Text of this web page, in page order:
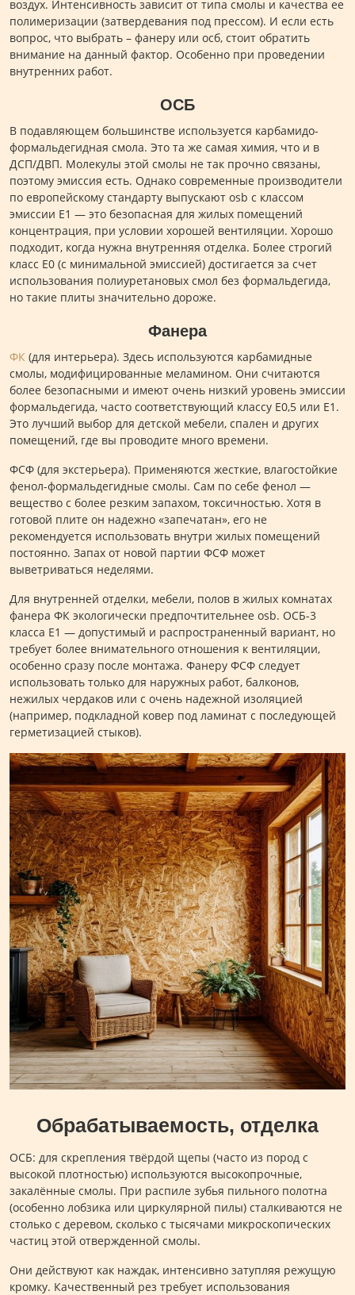
воздух. Интенсивность зависит от типа смолы и качества ее
полимеризации (затвердевания под прессом). И если есть
вопрос, что выбрать – фанеру или осб, стоит обратить
внимание на данный фактор. Особенно при проведении
внутренних работ.
ОСБ
В подавляющем большинстве используется карбамидо-
формальдегидная смола. Это та же самая химия, что и в
ДСП/ДВП. Молекулы этой смолы не так прочно связаны,
поэтому эмиссия есть. Однако современные производители
по европейскому стандарту выпускают osb с классом
эмиссии Е1 — это безопасная для жилых помещений
концентрация, при условии хорошей вентиляции. Хорошо
подходит, когда нужна внутренняя отделка. Более строгий
класс Е0 (с минимальной эмиссией) достигается за счет
использования полиуретановых смол без формальдегида,
но такие плиты значительно дороже.
Фанера
ФК (для интерьера). Здесь используются карбамидные
смолы, модифицированные меламином. Они считаются
более безопасными и имеют очень низкий уровень эмиссии
формальдегида, часто соответствующий классу Е0,5 или Е1.
Это лучший выбор для детской мебели, спален и других
помещений, где вы проводите много времени.
ФСФ (для экстерьера). Применяются жесткие, влагостойкие
фенол-формальдегидные смолы. Сам по себе фенол —
вещество с более резким запахом, токсичностью. Хотя в
готовой плите он надежно «запечатан», его не
рекомендуется использовать внутри жилых помещений
постоянно. Запах от новой партии ФСФ может
выветриваться неделями.
Для внутренней отделки, мебели, полов в жилых комнатах
фанера ФК экологически предпочтительнее osb. ОСБ-3
класса Е1 — допустимый и распространенный вариант, но
требует более внимательного отношения к вентиляции,
особенно сразу после монтажа. Фанеру ФСФ следует
использовать только для наружных работ, балконов,
нежилых чердаков или с очень надежной изоляцией
(например, подкладной ковер под ламинат с последующей
герметизацией стыков).
Обрабатываемость, отделка
ОСБ: для скрепления твёрдой щепы (часто из пород с
высокой плотностью) используются высокопрочные,
закалённые смолы. При распиле зубья пильного полотна
(особенно лобзика или циркулярной пилы) сталкиваются не
столько с деревом, сколько с тысячами микроскопических
частиц этой отвержденной смолы.
Они действуют как наждак, интенсивно затупляя режущую
кромку. Качественный рез требует использования